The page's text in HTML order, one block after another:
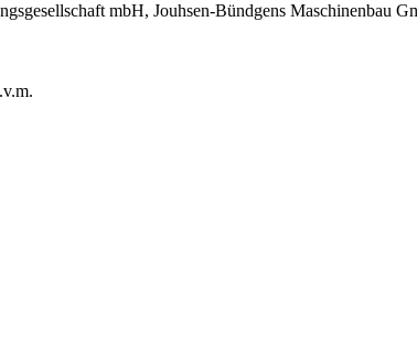
mbH, Jouhsen-Bündgens Maschinenbau